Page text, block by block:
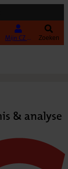
Mijn CZ Zakelijk Zoeken